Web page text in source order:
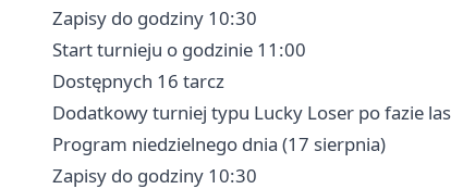
Zapisy do godziny 10:30
Start turnieju o godzinie 11:00
Dostępnych 16 tarcz
Dodatkowy turniej typu Lucky Loser po fazie
Program niedzielnego dnia (17 sierpnia)
Zapisy do godziny 10:30